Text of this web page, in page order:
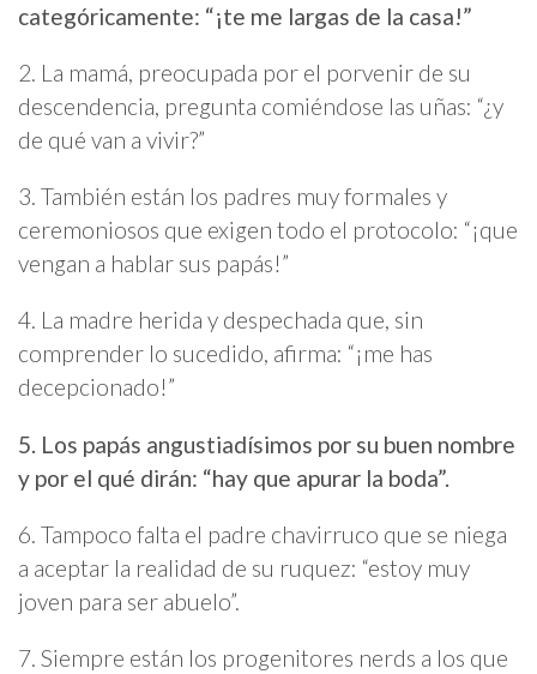
categóricamente: “¡te me largas de la casa!”
2. La mamá, preocupada por el porvenir de su
descendencia, pregunta comiéndose las uñas: “¿y
de qué van a vivir?”
3. También están los padres muy formales y
ceremoniosos que exigen todo el protocolo: “¡que
vengan a hablar sus papás!”
4. La madre herida y despechada que, sin
comprender lo sucedido, afirma: “¡me has
decepcionado!”
5. Los papás angustiadísimos por su buen nombre
y por el qué dirán: “hay que apurar la boda”.
6. Tampoco falta el padre chavirruco que se niega
a aceptar la realidad de su ruquez: “estoy muy
joven para ser abuelo”.
7. Siempre están los progenitores nerds a los que